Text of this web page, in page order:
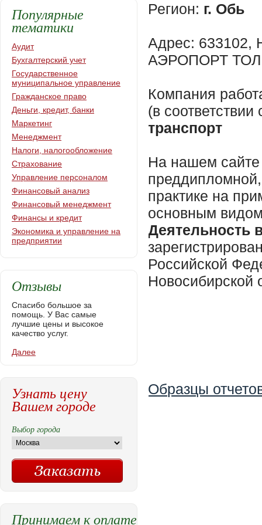
Регион: г. Обь
Адрес:
АЭРОПОРТ
Компания
(в
транспорт
На нашем сайте
практике на
основным видом
Деятельность
Российской
Новосибирской
Образцы
Популярные
тематики
Аудит
Бухгалтерский учет
Государственное
муниципальное управление
Гражданское право
Деньги, кредит, банки
Маркетинг
Менеджмент
Налоги, налогообложение
Страхование
Управление персоналом
Финансовый анализ
Финансовый менеджмент
Финансы и кредит
Экономика и управление на
предприятии
Отзывы
Спасибо большое за
помощь. У Вас самые
лучшие цены и высокое
качество услуг.
Далее
Узнать цену
Вашем городе
Выбор города
Принимаем к оплате